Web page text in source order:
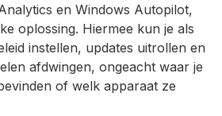
en Windows Autopilot,
oplossing. Hiermee kun je als
instellen, updates uitrollen en
afdwingen, ongeacht waar je
of welk apparaat ze